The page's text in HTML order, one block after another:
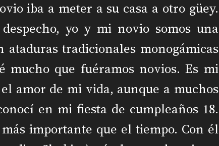
iba a meter a su casa a otro güey.
yo y mi novio somos una
tradicionales monogámicas
mucho que fuéramos novios. Es mi
amor de mi vida, aunque a muchos
en mi fiesta de cumpleaños 18.
importante que el tiempo. Con él